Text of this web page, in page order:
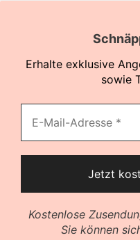
Erhalte exklusive
sowie
Kostenlose
Sie können